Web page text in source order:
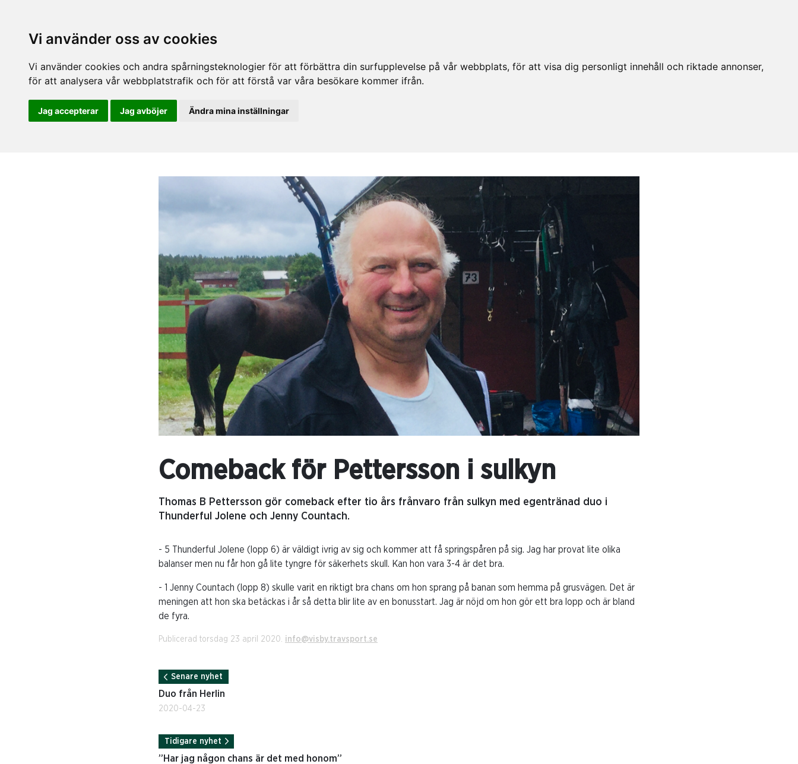
Vi använder oss av cookies
Vi använder cookies och andra spårningsteknologier för att förbättra din surfupplevelse på vår webbplats, för att visa dig personligt innehåll och riktade annonser,
för att analysera vår webbplatstrafik och för att förstå var våra besökare kommer ifrån.
Jag accepterar Jag avböjer Ändra mina inställningar
Comeback för Pettersson i sulkyn
Thomas B Pettersson gör comeback efter tio års frånvaro från sulkyn med egentränad duo i
Thunderful Jolene och Jenny Countach.
- 5 Thunderful Jolene (lopp 6) är väldigt ivrig av sig och kommer att få springspåren på sig. Jag har provat lite olika
balanser men nu får hon gå lite tyngre för säkerhets skull. Kan hon vara 3-4 är det bra.
- 1 Jenny Countach (lopp 8) skulle varit en riktigt bra chans om hon sprang på banan som hemma på grusvägen. Det är
meningen att hon ska betäckas i år så detta blir lite av en bonusstart. Jag är nöjd om hon gör ett bra lopp och är bland
de fyra.
Publicerad torsdag 23 april 2020. info@visby.travsport.se
Senare nyhet
Duo från Herlin
2020-04-23
Tidigare nyhet
”Har jag någon chans är det med honom”